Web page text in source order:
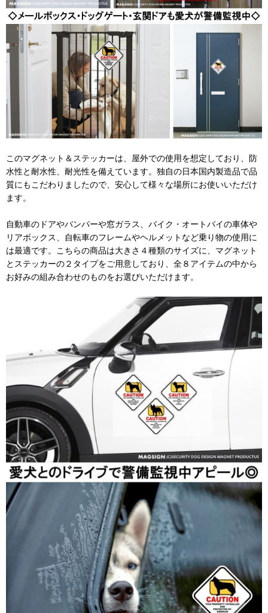
このマグネット＆ステッカーは、屋外での使用を想定しており、防
水性と耐水性、耐光性を備えています。独自の日本国内製造品で品
質にもこだわりましたので、安心して様々な場所にお使いいただけ
ます。
自動車のドアやバンパーや窓ガラス、バイク・オートバイの車体や
リアボックス、自転車のフレームやヘルメットなど乗り物の使用に
は最適です。こちらの商品は大きさ４種類のサイズに、マグネット
とステッカーの２タイプをご用意しており、全８アイテムの中から
お好みの組み合わせのものをお選びいただけます。